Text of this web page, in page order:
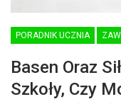
PORADNIK UCZNIA
Basen Oraz
Szkoły, Czy